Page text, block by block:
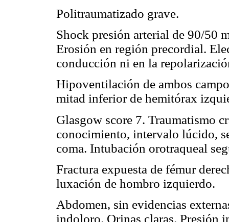
Politraumatizado grave.
Shock presión arterial de 90/50
Erosión en región precordial.
conducción ni en la
Hipoventilación de ambos
mitad inferior de hemitórax
Glasgow score 7. Traumatismo
conocimiento, intervalo lúcido,
coma. Intubación orotraqueal
Fractura expuesta de fémur
luxación de hombro izquierdo.
Abdomen, sin evidencias
indoloro. Orinas claras. Presión